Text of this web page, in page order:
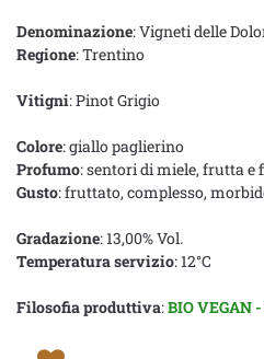
Denominazione: Vigneti delle
Regione: Trentino
Vitigni: Pinot Grigio
Colore: giallo paglierino
Profumo: sentori di miele, frutta e
Gusto: fruttato, complesso,
Gradazione: 13,00% Vol.
Temperatura servizio: 12°C
Filosofia produttiva:BIO VEGAN